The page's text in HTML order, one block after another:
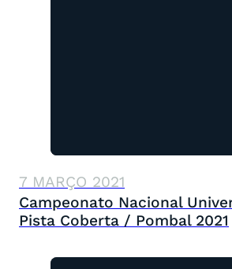
7 MARÇO 2021
Campeonato Nacional
Pista Coberta / Pombal 2021